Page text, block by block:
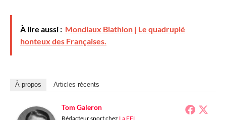
À lire aussi : Mondiaux Biathlon | Le quadruplé
honteux des Françaises.
À propos Articles récents
Tom Galeron
Rédacteur sportchez La FFL